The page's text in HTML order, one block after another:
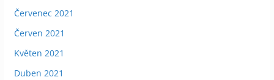
Červenec 2021
Červen 2021
Květen 2021
Duben 2021